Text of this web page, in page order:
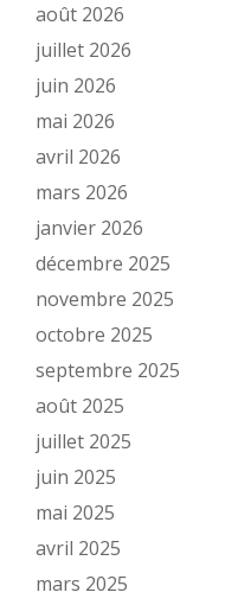
août 2026
juillet 2026
juin 2026
mai 2026
avril 2026
mars 2026
janvier 2026
décembre 2025
novembre 2025
octobre 2025
septembre 2025
août 2025
juillet 2025
juin 2025
mai 2025
avril 2025
mars 2025